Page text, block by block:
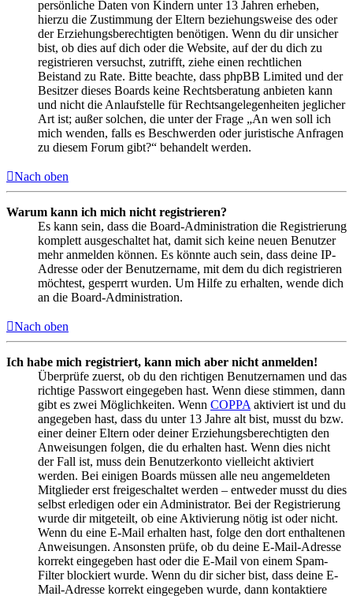
persönliche Daten von Kindern unter 13 Jahren erheben,
hierzu die Zustimmung der Eltern beziehungsweise des oder
der Erziehungsberechtigten benötigen. Wenn du dir unsicher
bist, ob dies auf dich oder die Website, auf der du dich zu
registrieren versuchst, zutrifft, ziehe einen rechtlichen
Beistand zu Rate. Bitte beachte, dass phpBB Limited und der
Besitzer dieses Boards keine Rechtsberatung anbieten kann
und nicht die Anlaufstelle für Rechtsangelegenheiten jeglicher
Art ist; außer solchen, die unter der Frage „An wen soll ich
mich wenden, falls es Beschwerden oder juristische Anfragen
zu diesem Forum gibt?“ behandelt werden.
Nach oben
Warum kann ich mich nicht registrieren?
Es kann sein, dass die Board-Administration die Registrierung
komplett ausgeschaltet hat, damit sich keine neuen Benutzer
mehr anmelden können. Es könnte auch sein, dass deine IP-
Adresse oder der Benutzername, mit dem du dich registrieren
möchtest, gesperrt wurden. Um Hilfe zu erhalten, wende dich
an die Board-Administration.
Nach oben
Ich habe mich registriert, kann mich aber nicht anmelden!
Überprüfe zuerst, ob du den richtigen Benutzernamen und das
richtige Passwort eingegeben hast. Wenn diese stimmen, dann
gibt es zwei Möglichkeiten. Wenn COPPA aktiviert ist und du
angegeben hast, dass du unter 13 Jahre alt bist, musst du bzw.
einer deiner Eltern oder deiner Erziehungsberechtigten den
Anweisungen folgen, die du erhalten hast. Wenn dies nicht
der Fall ist, muss dein Benutzerkonto vielleicht aktiviert
werden. Bei einigen Boards müssen alle neu angemeldeten
Mitglieder erst freigeschaltet werden – entweder musst du dies
selbst erledigen oder ein Administrator. Bei der Registrierung
wurde dir mitgeteilt, ob eine Aktivierung nötig ist oder nicht.
Wenn du eine E-Mail erhalten hast, folge den dort enthaltenen
Anweisungen. Ansonsten prüfe, ob du deine E-Mail-Adresse
korrekt eingegeben hast oder die E-Mail von einem Spam-
Filter blockiert wurde. Wenn du dir sicher bist, dass deine E-
Mail-Adresse korrekt eingegeben wurde, dann kontaktiere